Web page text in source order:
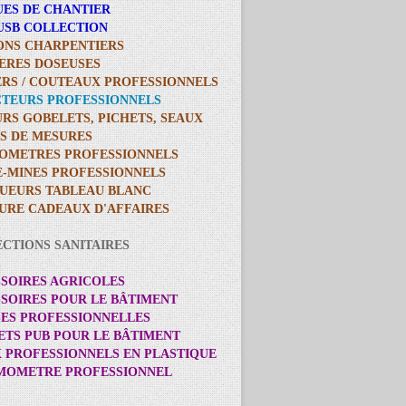
DE CHANTIER
COLLECTION
CHARPENTIERS
DOSEUSES
/ COUTEAUX PROFESSIONNELS
PROFESSIONNELS
GOBELETS, PICHETS, SEAUX
DE MESURES
PROFESSIONNELS
MINES PROFESSIONNELS
TABLEAU BLANC
CADEAUX D'AFFAIRES
SANITAIRES
AGRICOLES
POUR LE BÂTIMENT
PROFESSIONNELLES
PUB POUR LE BÂTIMENT
PROFESSIONNELS EN PLASTIQUE
PROFESSIONNEL